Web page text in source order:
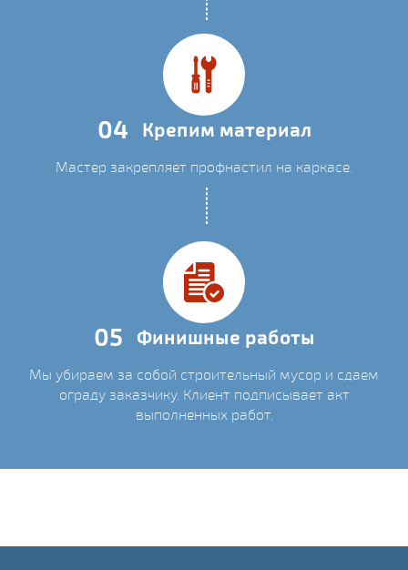
04 Крепим материал
Мастер закрепляет профнастил на каркасе.
05 Финишные работы
Мы убираем за собой строительный мусор и сдаем
ограду заказчику. Клиент подписывает акт
выполненных работ.